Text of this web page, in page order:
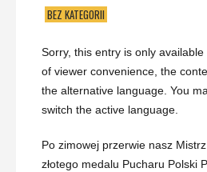
BEZ KATEGORII
Sorry, this entry is only available
of viewer convenience, the
the alternative language. You
switch the active language.
Po zimowej przerwie nasz
złotego medalu Pucharu Polski